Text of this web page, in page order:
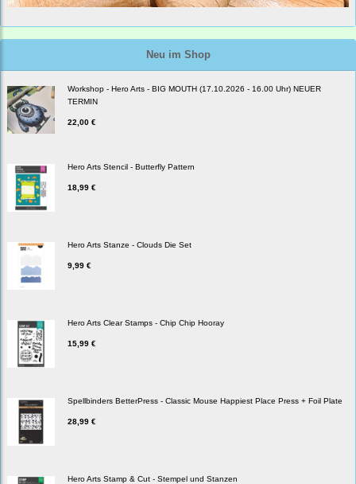
Neu im Shop
Workshop - Hero Arts - BIG MOUTH (17.10.2026 - 16.00 Uhr) NEUER
TERMIN
22,00 €
Hero Arts Stencil - Butterfly Pattern
18,99 €
Hero Arts Stanze - Clouds Die Set
9,99 €
Hero Arts Clear Stamps - Chip Chip Hooray
15,99 €
Spellbinders BetterPress - Classic Mouse Happiest Place Press + Foil Plate
28,99 €
Hero Arts Stamp & Cut - Stempel und Stanzen